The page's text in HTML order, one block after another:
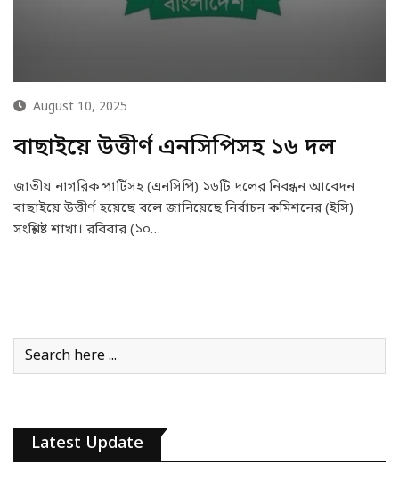
August 10, 2025
বাছাইয়ে উত্তীর্ণ এনসিপিসহ ১৬ দল
জাতীয় নাগরিক পার্টিসহ (এনসিপি) ১৬টি দলের নিবন্ধন আবেদন
বাছাইয়ে উত্তীর্ণ হয়েছে বলে জানিয়েছে নির্বাচন কমিশনের (ইসি)
সংশ্লিষ্ট শাখা। রবিবার (১০…
Latest Update